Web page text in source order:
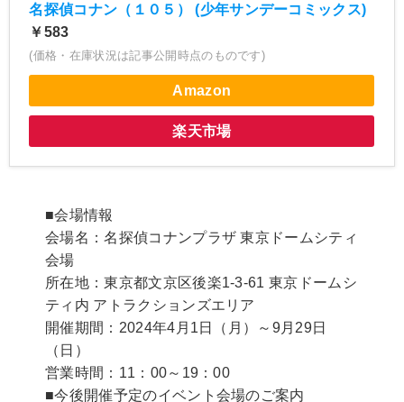
名探偵コナン（１０５） (少年サンデーコミックス)
￥583
(価格・在庫状況は記事公開時点のものです)
Amazon
楽天市場
■会場情報
会場名：名探偵コナンプラザ 東京ドームシティ
会場
所在地：東京都文京区後楽1-3-61 東京ドームシ
ティ内 アトラクションズエリア
開催期間：2024年4月1日（月）～9月29日
（日）
営業時間：11：00～19：00
■今後開催予定のイベント会場のご案内